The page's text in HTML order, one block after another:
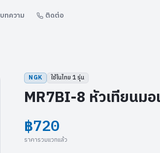
บทความ ติดต่อ
NGK ใช้ในไทย 1รุ่น
MR7BI-8 หัวเทียนมอ
฿720
ราคารวมแวทแล้ว